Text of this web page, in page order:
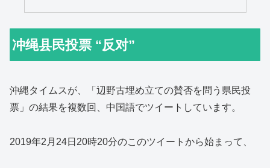
冲绳县民投票 “反对”
沖縄タイムスが、「辺野古埋め立ての賛否を問う県民投
票」の結果を複数回、中国語でツイートしています。
2019年2月24日20時20分のこのツイートから始まって、